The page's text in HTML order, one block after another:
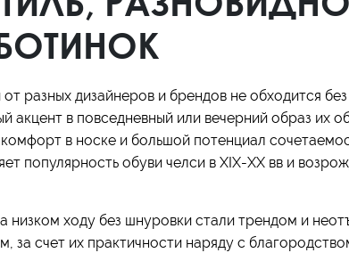
разных дизайнеров и брендов не обходится
акцент в повседневный или вечерний образ их
в носке и большой потенциал
популярность обуви челси в XIX-XX вв и
низком ходу без шнуровки стали трендом и
счет их практичности наряду с